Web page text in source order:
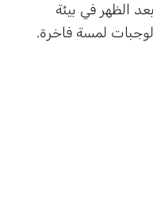
الظهر في بيئة
لمسة فاخرة.